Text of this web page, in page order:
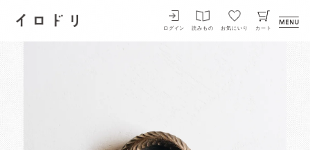
イロドリ
ログイン 読みもの お気にいり カート